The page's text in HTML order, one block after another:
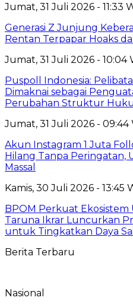
Jumat, 31 Juli 2026 - 11:33
Generasi Z Junjung
Rentan Terpapar Hoaks
Jumat, 31 Juli 2026 - 10:04
Puspoll Indonesia:
Dimaknai sebagai
Perubahan Struktur
Jumat, 31 Juli 2026 - 09:44
Akun Instagram 1 Juta
Hilang Tanpa Peringatan,
Massal
Kamis, 30 Juli 2026 - 13:45
BPOM Perkuat Ekosistem
Taruna Ikrar Luncurkan
untuk Tingkatkan Daya
Berita Terbaru
Nasional